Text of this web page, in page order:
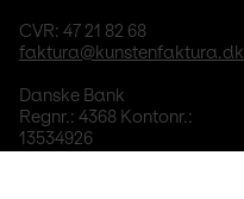
CVR: 47 21 82 68
faktura@kunstenfaktura.dk
Danske Bank
Regnr.: 4368 Kontonr.:
13534926